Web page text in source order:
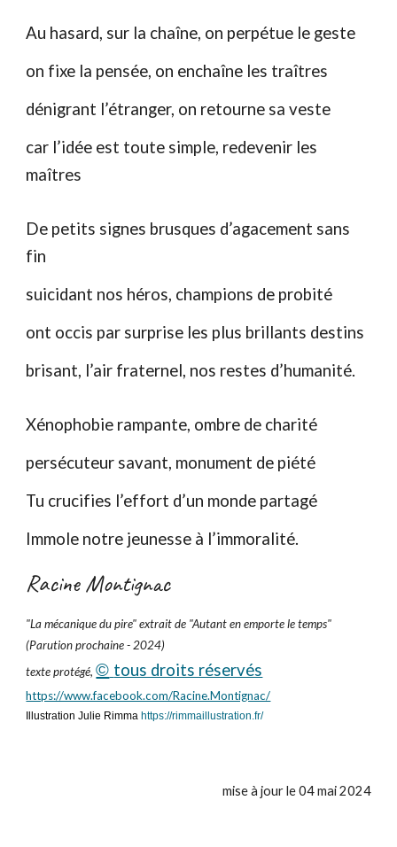
Au hasard, sur la chaîne, on perpétue le geste
on fixe la pensée, on enchaîne les traîtres
dénigrant l’étranger, on retourne sa veste
car l’idée est toute simple, redevenir les
maîtres
De petits signes brusques d’agacement sans
fin
suicidant nos héros, champions de probité
ont occis par surprise les plus brillants destins
brisant, l’air fraternel, nos restes d’humanité.
Xénophobie rampante, ombre de charité
persécuteur savant, monument de piété
Tu crucifies l’effort d’un monde partagé
Immole notre jeunesse à l’immoralité.
Racine Montignac
"La mécanique du pire" extrait de "Autant en emporte le temps"
(Parution prochaine - 2024)
texte protégé,© tous droits réservés
https://www.facebook.com/Racine.Montignac/
Illustration Julie Rimma https://rimmaillustration.fr/
mise à jour le 04 mai 2024